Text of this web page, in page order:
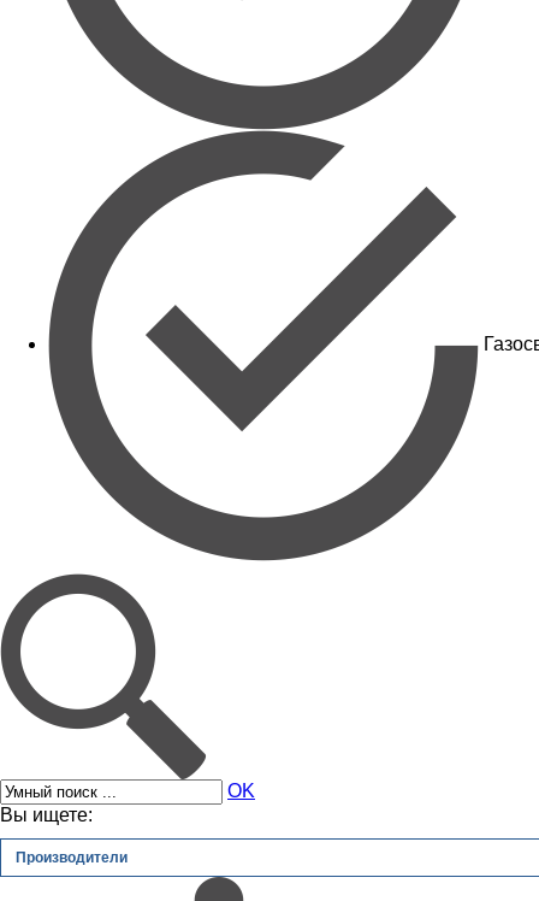
OK
Вы ищете:
Производители